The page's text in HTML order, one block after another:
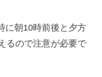
に朝10時前後と夕方
るので注意が必要で